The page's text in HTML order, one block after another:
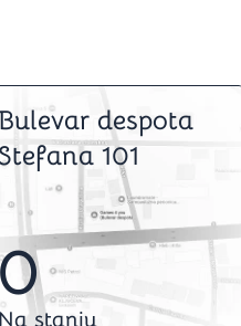
despota
101
0
stanju